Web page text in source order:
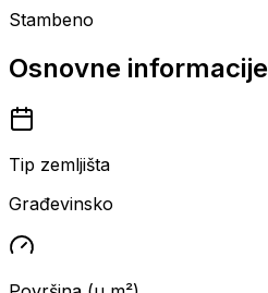
Stambeno
Osnovne informacije
Tip zemljišta
Građevinsko